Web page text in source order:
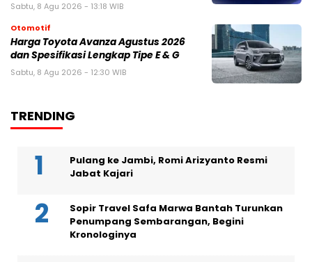
Sabtu, 8 Agu 2026 - 13:18 WIB
Otomotif
Harga Toyota Avanza Agustus 2026
dan Spesifikasi Lengkap Tipe E & G
Sabtu, 8 Agu 2026 - 12:30 WIB
TRENDING
Pulang ke Jambi, Romi Arizyanto Resmi
Jabat Kajari
Sopir Travel Safa Marwa Bantah Turunkan
Penumpang Sembarangan, Begini
Kronologinya